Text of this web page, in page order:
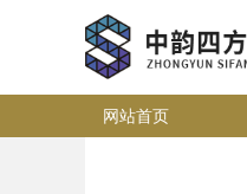
网站首页